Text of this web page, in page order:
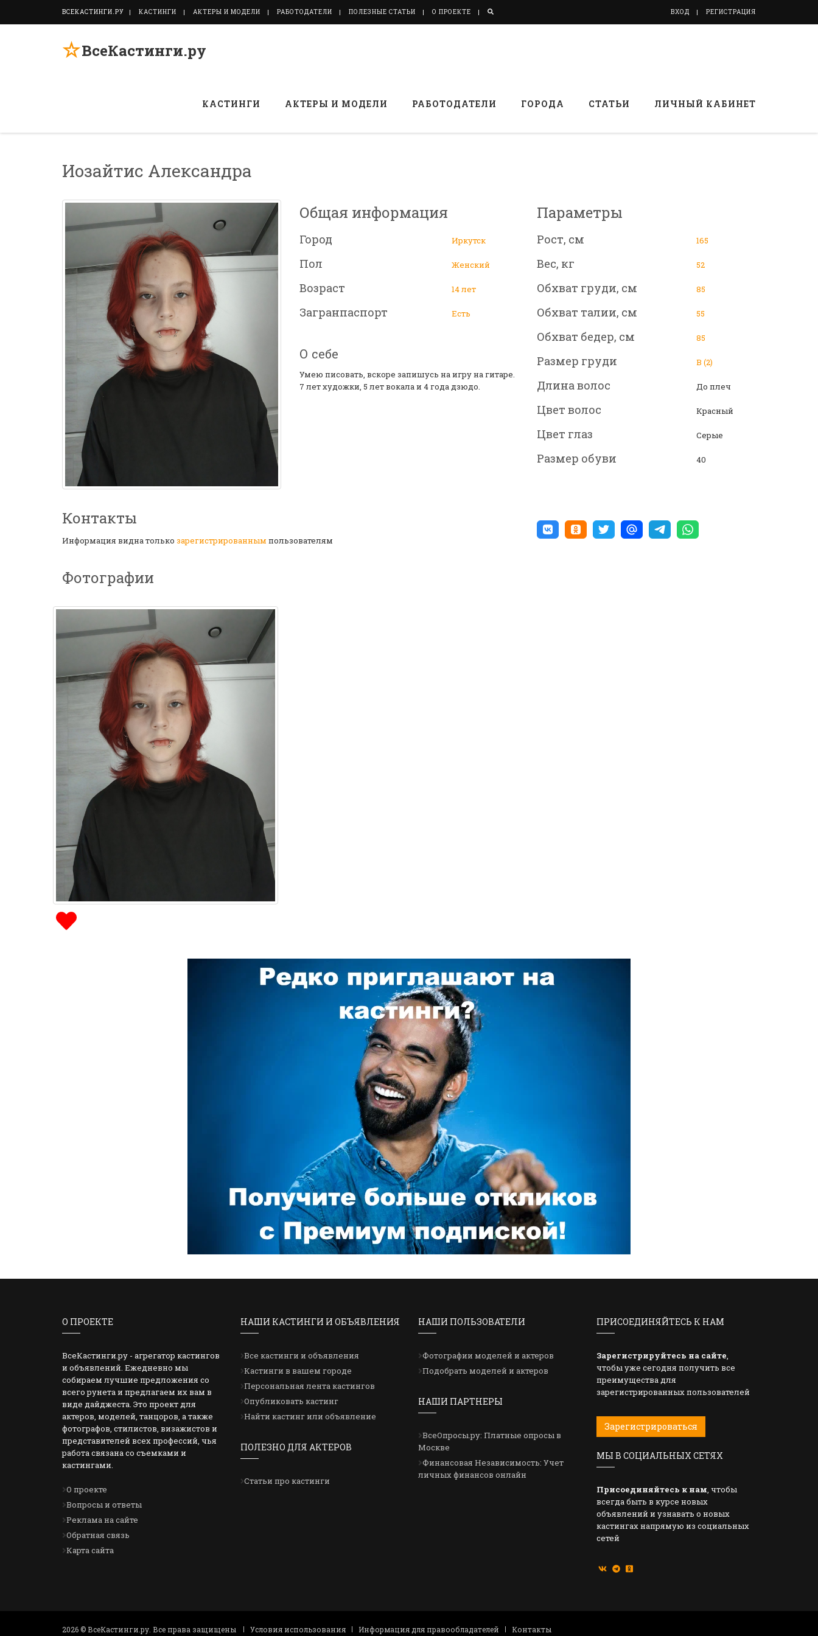
ВСЕКАСТИНГИ.РУ КАСТИНГИ АКТЕРЫ И МОДЕЛИ РАБОТОДАТЕЛИ ПОЛЕЗНЫЕ СТАТЬИ О ПРОЕКТЕ ВХОД РЕГИСТРАЦИЯ
☆ВсеКастинги.ру
КАСТИНГИ АКТЕРЫ И МОДЕЛИ РАБОТОДАТЕЛИ ГОРОДА СТАТЬИ ЛИЧНЫЙ КАБИНЕТ
Иозайтис Александра
Общая информация
Город Иркутск
Пол Женский
Возраст 14 лет
Загранпаспорт Есть
О себе
Умею писовать, вскоре запишусь на игру на гитаре.
7 лет художки, 5 лет вокала и 4 года дзюдо.
Параметры
Рост, см 165
Вес, кг 52
Обхват груди, см 85
Обхват талии, см 55
Обхват бедер, см 85
Размер груди B (2)
Длина волос До плеч
Цвет волос Красный
Цвет глаз Серые
Размер обуви 40
Контакты
Информация видна только зарегистрированным пользователям
Фотографии
О ПРОЕКТЕ
ВсеКастинги.ру - агрегатор кастингов
и объявлений. Ежедневно мы
собираем лучшие предложения со
всего рунета и предлагаем их вам в
виде дайджеста. Это проект для
актеров, моделей, танцоров, а также
фотографов, стилистов, визажистов и
представителей всех профессий, чья
работа связана со съемками и
кастингами.
О проекте
Вопросы и ответы
Реклама на сайте
Обратная связь
Карта сайта
НАШИ КАСТИНГИ И ОБЪЯВЛЕНИЯ
Все кастинги и объявления
Кастинги в вашем городе
Персональная лента кастингов
Опубликовать кастинг
Найти кастинг или объявление
ПОЛЕЗНО ДЛЯ АКТЕРОВ
Статьи про кастинги
НАШИ ПОЛЬЗОВАТЕЛИ
Фотографии моделей и актеров
Подобрать моделей и актеров
НАШИ ПАРТНЕРЫ
ВсеОпросы.ру: Платные опросы в
Москве
Финансовая Независимость: Учет
личных финансов онлайн
ПРИСОЕДИНЯЙТЕСЬ К НАМ
Зарегистрируйтесь на сайте,
чтобы уже сегодня получить все
преимущества для
зарегистрированных пользователей
Зарегистрироваться
МЫ В СОЦИАЛЬНЫХ СЕТЯХ
Присоединяйтесь к нам, чтобы
всегда быть в курсе новых
объявлений и узнавать о новых
кастингах напрямую из социальных
сетей
2026 © ВсеКастинги.ру. Все права защищены Условия использования Информация для правообладателей Контакты